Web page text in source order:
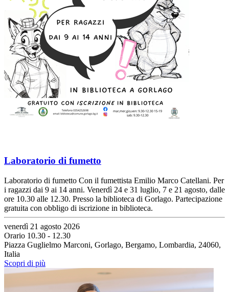
Laboratorio di fumetto
Laboratorio di fumetto Con il fumettista Emilio Marco Catellani. Per
i ragazzi dai 9 ai 14 anni. Venerdì 24 e 31 luglio, 7 e 21 agosto, dalle
ore 10.30 alle 12.30. Presso la biblioteca di Gorlago. Partecipazione
gratuita con obbligo di iscrizione in biblioteca.
venerdì 21 agosto 2026
Orario 10.30 - 12.30
Piazza Guglielmo Marconi, Gorlago, Bergamo, Lombardia, 24060,
Italia
Scopri di più